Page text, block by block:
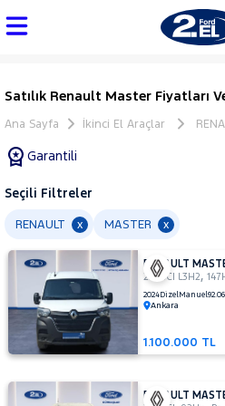
Satılık Renault Master Fiyatları
Ana Sayfa İkinci El Araçlar
Garantili
Tüm
Araçlar
AUDI
BMC
BMW
BYD
Seçili Filtreler
RENAULT x MASTER x
RENAULT
2.3 DCI L3H2,
2024DizelManuel
Ankara
1.100.000 TL
RENAULT